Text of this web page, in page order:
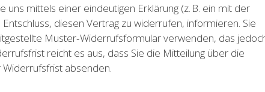
mittels einer eindeutigen Erklärung (z. B. ein mit der
diesen Vertrag zu widerrufen, informieren. Sie
Muster‑Widerrufsformular verwenden, das
reicht es aus, dass Sie die Mitteilung über die
absenden.